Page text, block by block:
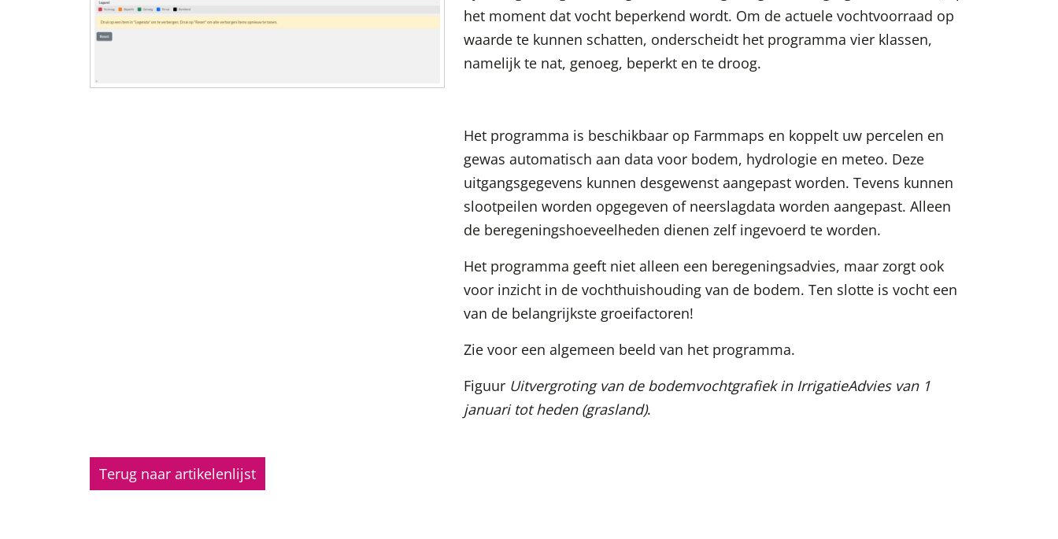
het moment dat vocht beperkend wordt. Om de actuele vochtvoorraad op
waarde te kunnen schatten, onderscheidt het programma vier klassen,
namelijk te nat, genoeg, beperkt en te droog.
Het programma is beschikbaar op Farmmaps en koppelt uw percelen en
gewas automatisch aan data voor bodem, hydrologie en meteo. Deze
uitgangsgegevens kunnen desgewenst aangepast worden. Tevens kunnen
slootpeilen worden opgegeven of neerslagdata worden aangepast. Alleen
de beregeningshoeveelheden dienen zelf ingevoerd te worden.
Het programma geeft niet alleen een beregeningsadvies, maar zorgt ook
voor inzicht in de vochthuishouding van de bodem. Ten slotte is vocht een
van de belangrijkste groeifactoren!
Zie voor een algemeen beeld van het programma.
Figuur Uitvergroting van de bodemvochtgrafiek in IrrigatieAdvies van 1
januari tot heden (grasland).
Terug naar artikelenlijst